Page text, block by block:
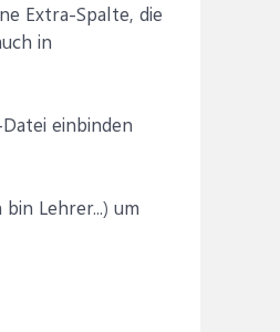
Extra-Spalte, die
in
einbinden
Lehrer...) um